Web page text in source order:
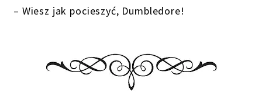
– Wiesz jak pocieszyć, Dumbledore!